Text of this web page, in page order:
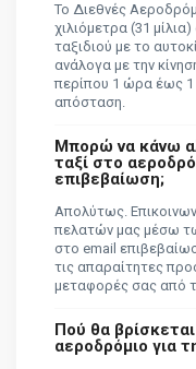
Το Διεθνές
χιλιόμετρα (31
ταξιδιού με το
ανάλογα με την
περίπου 1 ώρα έως 1
απόσταση.
Μπορώ να κάνω
ταξί στο
επιβεβαίωση;
Απολύτως.
πελατών μας μέσω
στο email
τις απαραίτητες
μεταφορές σας από
Πού θα
αεροδρόμιο για